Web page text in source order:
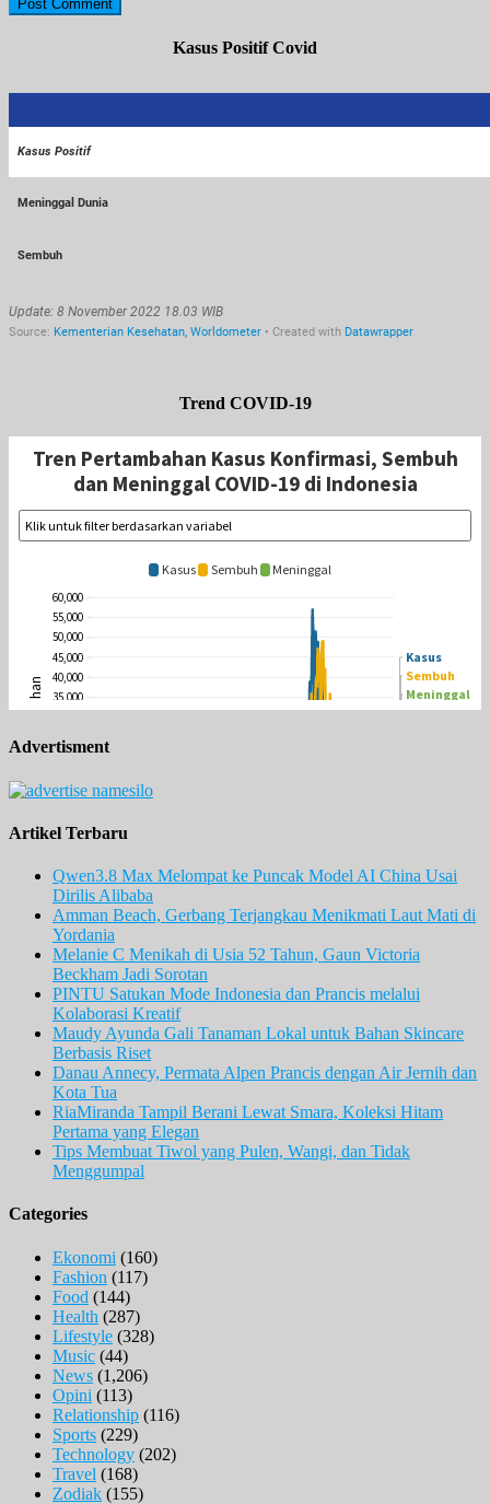
Kasus Positif Covid
Trend COVID-19
Advertisment
Artikel Terbaru
Qwen3.8 Max Melompat ke Puncak Model AI China Usai
Dirilis Alibaba
Amman Beach, Gerbang Terjangkau Menikmati Laut Mati di
Yordania
Melanie C Menikah di Usia 52 Tahun, Gaun Victoria
Beckham Jadi Sorotan
PINTU Satukan Mode Indonesia dan Prancis melalui
Kolaborasi Kreatif
Maudy Ayunda Gali Tanaman Lokal untuk Bahan Skincare
Berbasis Riset
Danau Annecy, Permata Alpen Prancis dengan Air Jernih dan
Kota Tua
RiaMiranda Tampil Berani Lewat Smara, Koleksi Hitam
Pertama yang Elegan
Tips Membuat Tiwol yang Pulen, Wangi, dan Tidak
Menggumpal
Categories
Ekonomi (160)
Fashion (117)
Food (144)
Health (287)
Lifestyle (328)
Music (44)
News (1,206)
Opini (113)
Relationship (116)
Sports (229)
Technology (202)
Travel (168)
Zodiak (155)